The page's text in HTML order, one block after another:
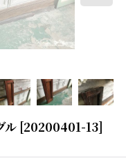
ル [20200401-13]